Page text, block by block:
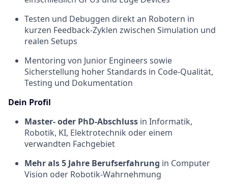
Testen und Debuggen direkt an Robotern in
kurzen Feedback-Zyklen zwischen Simulation und
realen Setups
Mentoring von Junior Engineers sowie
Sicherstellung hoher Standards in Code-Qualität,
Testing und Dokumentation
Dein Profil
Master- oder PhD-Abschluss in Informatik,
Robotik, KI, Elektrotechnik oder einem
verwandten Fachgebiet
Mehr als 5 Jahre Berufserfahrung in Computer
Vision oder Robotik-Wahrnehmung